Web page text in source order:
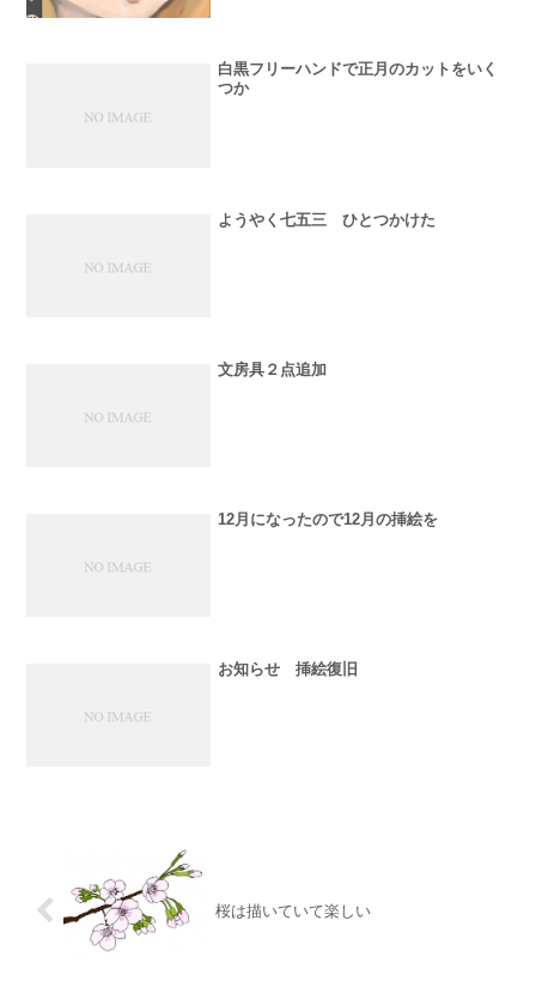
白黒フリーハンドで正月のカットをいく
つか
ようやく七五三 ひとつかけた
文房具２点追加
12月になったので12月の挿絵を
お知らせ 挿絵復旧
桜は描いていて楽しい